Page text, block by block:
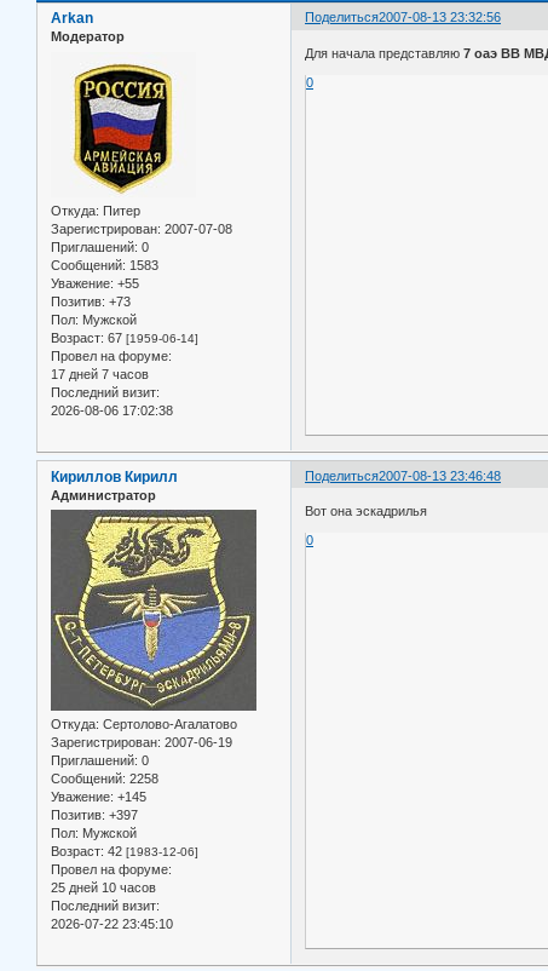
Поделиться2007-08-13 23:32:56
Arkan
Модератор
Откуда: Питер
Зарегистрирован: 2007-07-08
Приглашений: 0
Сообщений: 1583
Уважение: +55
Позитив: +73
Пол: Мужской
Возраст: 67 [1959-06-14]
Провел на форуме:
17 дней 7 часов
Последний визит:
2026-08-06 17:02:38
Для начала представляю7 оаэ ВВ
0
Поделиться2007-08-13 23:46:48
Кириллов Кирилл
Администратор
Откуда: Сертолово-Агалатово
Зарегистрирован: 2007-06-19
Приглашений: 0
Сообщений: 2258
Уважение: +145
Позитив: +397
Пол: Мужской
Возраст: 42 [1983-12-06]
Провел на форуме:
25 дней 10 часов
Последний визит:
2026-07-22 23:45:10
Вот она эскадрилья
0